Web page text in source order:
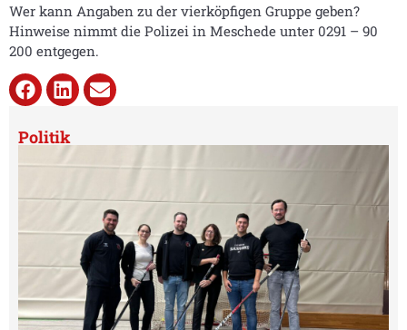
Wer kann Angaben zu der vierköpfigen Gruppe geben?
Hinweise nimmt die Polizei in Meschede unter 0291 – 90
200 entgegen.
Politik